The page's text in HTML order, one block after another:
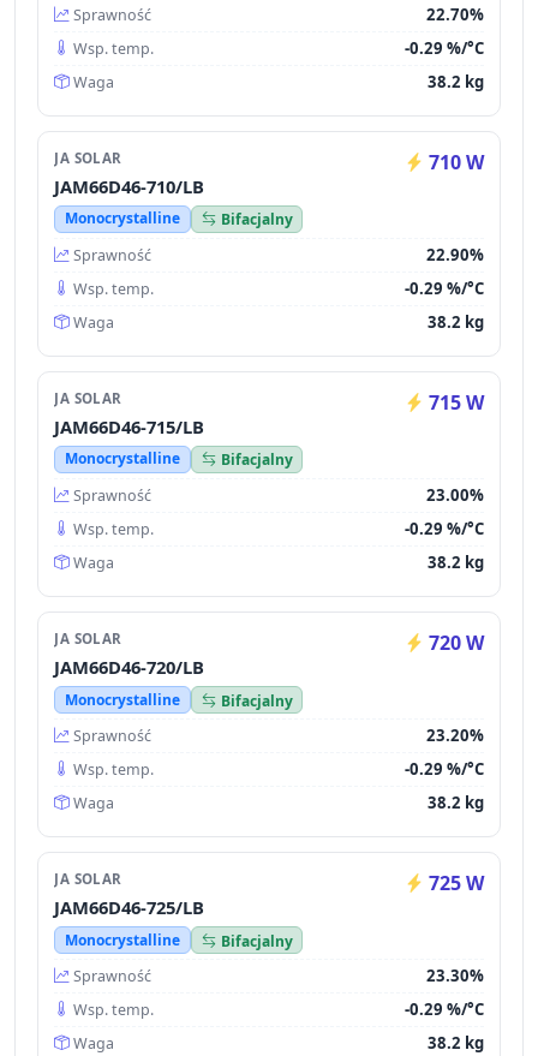
Sprawność
22.70%
Wsp. temp. -0.29 %/°C
Waga 38.2 kg
JA SOLAR 710 W
JAM66D46-710/LB
Monocrystalline
Bifacjalny
Sprawność
22.90%
Wsp. temp. -0.29 %/°C
Waga 38.2 kg
JA SOLAR 715 W
JAM66D46-715/LB
Monocrystalline
Bifacjalny
Sprawność
23.00%
Wsp. temp. -0.29 %/°C
Waga 38.2 kg
JA SOLAR 720 W
JAM66D46-720/LB
Monocrystalline
Bifacjalny
Sprawność
23.20%
Wsp. temp. -0.29 %/°C
Waga 38.2 kg
JA SOLAR 725 W
JAM66D46-725/LB
Monocrystalline
Bifacjalny
Sprawność
23.30%
Wsp. temp. -0.29 %/°C
Waga 38.2 kg